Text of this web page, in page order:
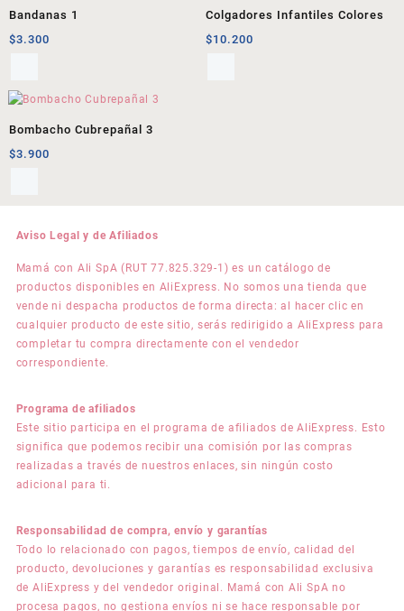
Bandanas 1
$3.300
Colgadores Infantiles Colores
$10.200
Bombacho Cubrepañal 3
$3.900
Aviso Legal y de Afiliados
Mamá con Ali SpA (RUT 77.825.329-1) es un catálogo de
productos disponibles en AliExpress. No somos una tienda que
vende ni despacha productos de forma directa: al hacer clic en
cualquier producto de este sitio, serás redirigido a AliExpress para
completar tu compra directamente con el vendedor
correspondiente.
Programa de afiliados
Este sitio participa en el programa de afiliados de AliExpress. Esto
significa que podemos recibir una comisión por las compras
realizadas a través de nuestros enlaces, sin ningún costo
adicional para ti.
Responsabilidad de compra, envío y garantías
Todo lo relacionado con pagos, tiempos de envío, calidad del
producto, devoluciones y garantías es responsabilidad exclusiva
de AliExpress y del vendedor original. Mamá con Ali SpA no
procesa pagos, no gestiona envíos ni se hace responsable por